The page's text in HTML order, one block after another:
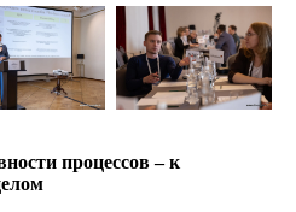
процессов – к